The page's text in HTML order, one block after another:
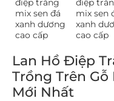
Lan Hồ Điệp
Trồng Trên
Mới Nhất